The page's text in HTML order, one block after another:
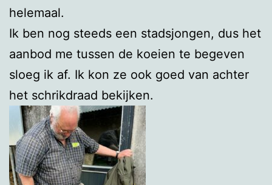
helemaal.
Ik ben nog steeds een stadsjongen, dus het
aanbod me tussen de koeien te begeven
sloeg ik af. Ik kon ze ook goed van achter
het schrikdraad bekijken.